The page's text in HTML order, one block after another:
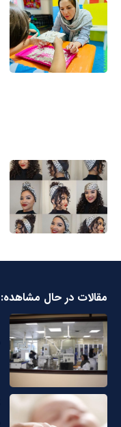
مقالات در حال مشاهده: